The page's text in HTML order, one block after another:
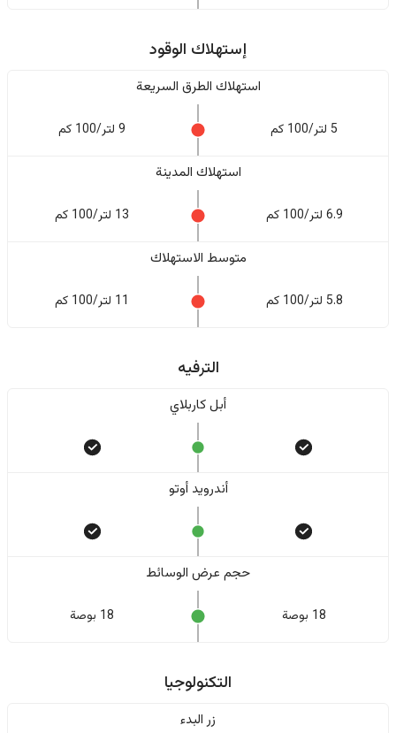
إستهلاك الوقود
استهلاك الطرق السريعة
5 لتر/100 كم 9 لتر/100 كم
استهلاك المدينة
6.9 لتر/100 كم 13 لتر/100 كم
متوسط الاستهلاك
5.8 لتر/100 كم 11 لتر/100 كم
الترفيه
أبل كاربلاي
أندرويد أوتو
حجم عرض الوسائط
18 بوصة 18 بوصة
التكنولوجيا
زر البدء